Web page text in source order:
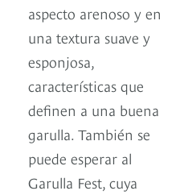
aspecto arenoso y en
una textura suave y
esponjosa,
características que
definen a una buena
garulla. También se
puede esperar al
Garulla Fest, cuya